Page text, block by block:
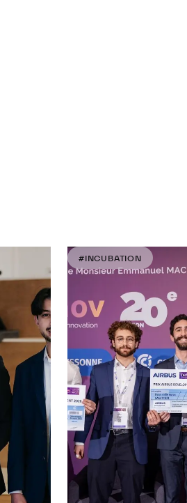
#INCUBATION